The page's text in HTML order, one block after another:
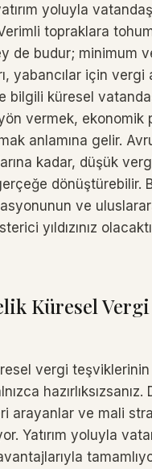
yoluyla
topraklara
de budur; minimum
yabancılar için
bilgili küresel
vermek, ekonomik
anlamına gelir.
kadar, düşük
dönüştürebilir.
ve
yıldızınız
Küresel
vergi
arayanlar ve mali
Yatırım yoluyla